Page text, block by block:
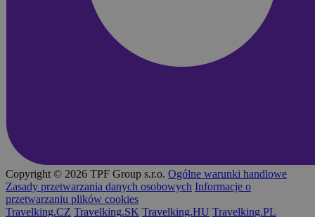
Copyright © 2026 TPF Group s.r.o. Ogólne warunki handlowe
Zasady przetwarzania danych osobowych Informacje o
przetwarzaniu plików cookies
Travelking.CZ Travelking.SK Travelking.HU Travelking.PL